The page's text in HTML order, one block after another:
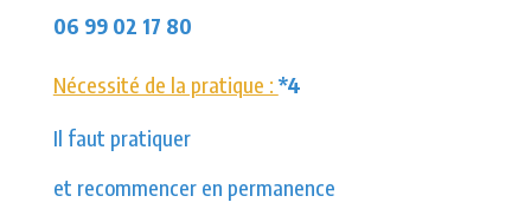
06 99 02 17 80
Nécessité de la pratique : *4
Il faut pratiquer
et recommencer en permanence